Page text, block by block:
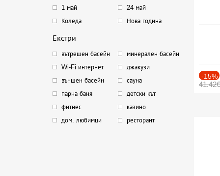
1 май
24 май
Коледа
Нова година
Екстри
вътрешен басейн
минерален басейн
Wi-Fi интернет
джакузи
външен басейн
сауна
парна баня
детски кът
фитнес
казино
дом. любимци
ресторант
-15%
41.42€